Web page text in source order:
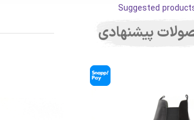
Suggested
پیشنهادی